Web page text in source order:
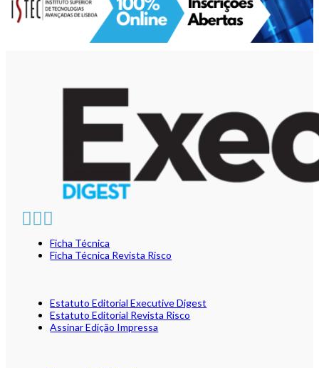
Ficha Técnica
Ficha Técnica Revista Risco
Estatuto Editorial Executive Digest
Estatuto Editorial Revista Risco
Assinar Edição Impressa